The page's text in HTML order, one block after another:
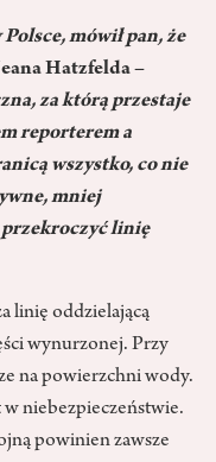
mówił pan, że
Hatzfelda –
za którą przestaje
reporterem a
wszystko, co nie
mniej
przekroczyć linię
linię oddzielającą
wynurzonej. Przy
na powierzchni wody.
w niebezpieczeństwie.
powinien zawsze